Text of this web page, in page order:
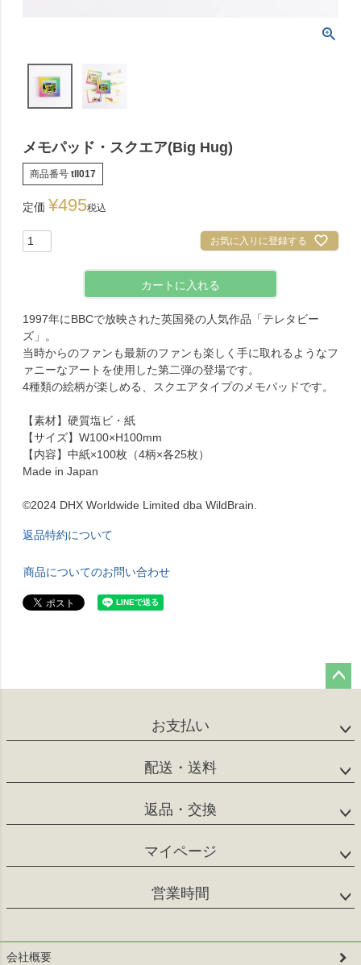
メモパッド・スクエア(Big Hug)
商品番号 tll017
定価 ¥495税込
お気に入りに登録する
カートに入れる
1997年にBBCで放映された英国発の人気作品「テレタビー
ズ」。
当時からのファンも最新のファンも楽しく手に取れるようなフ
ァニーなアートを使用した第二弾の登場です。
4種類の絵柄が楽しめる、スクエアタイプのメモパッドです。
【素材】硬質塩ビ・紙
【サイズ】W100×H100mm
【内容】中紙×100枚（4柄×各25枚）
Made in Japan
©2024 DHX Worldwide Limited dba WildBrain.
返品特約について
商品についてのお問い合わせ
ップ
お支払い
配送・送料
返品・交換
マイページ
営業時間
会社概要